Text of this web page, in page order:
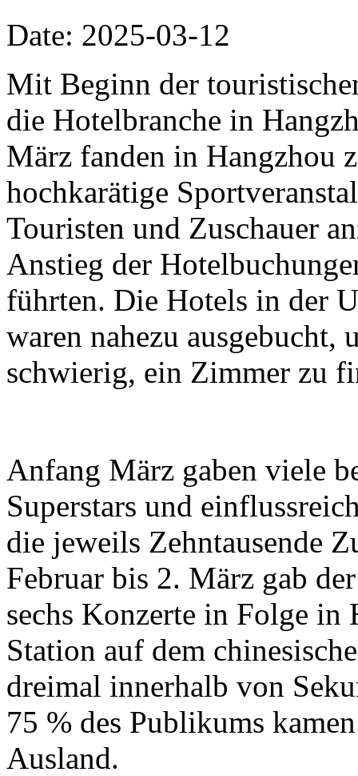
Date: 2025-03-12
Mit Beginn der
die Hotelbranche in
März fanden in Hangzhou
hochkarätige
Touristen und Zuschauer
Anstieg der
führten. Die Hotels in der
waren nahezu
schwierig, ein Zimmer zu
Anfang März gaben viele
Superstars und
die jeweils Zehntausende
Februar bis 2. März gab
sechs Konzerte in Folge in
Station auf dem
dreimal innerhalb von
75 % des Publikums
Ausland.